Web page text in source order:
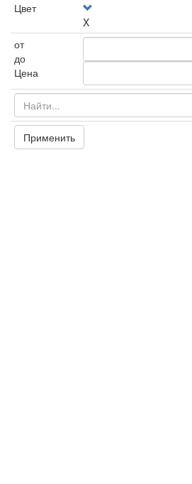
Цвет
X
от
до
Цена
Применить